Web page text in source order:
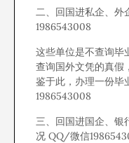
二、回国进私企、
1986543008
这些单位是不查询毕
查询国外文凭的真假
鉴于此，办理一份
1986543008
三、回国进国企、银
况 QQ/微信